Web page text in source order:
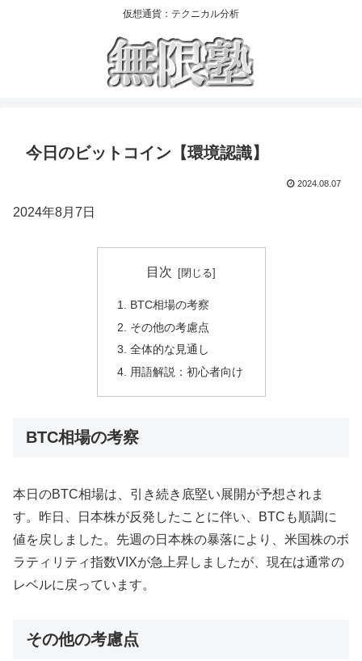
仮想通貨：テクニカル分析
今日のビットコイン【環境認識】
2024.08.07
2024年8月7日
目次
BTC相場の考察
その他の考慮点
全体的な見通し
用語解説：初心者向け
BTC相場の考察
本日のBTC相場は、引き続き底堅い展開が予想されま
す。昨日、日本株が反発したことに伴い、BTCも順調に
値を戻しました。先週の日本株の暴落により、米国株のボ
ラティリティ指数VIXが急上昇しましたが、現在は通常の
レベルに戻っています。
その他の考慮点